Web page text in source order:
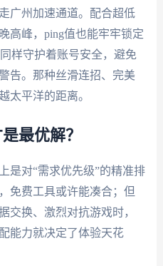
广州加速通道。配合超低
高峰，ping值也能牢牢锁定
样守护着账号安全，避免
告。那种丝滑连招、完美
太平洋的距离。
最优解？
是对“需求优先级”的精准排
免费工具或许能凑合；但
交换、激烈对抗游戏时，
能力就决定了体验天花